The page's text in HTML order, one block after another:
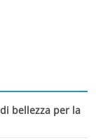
bellezza per la